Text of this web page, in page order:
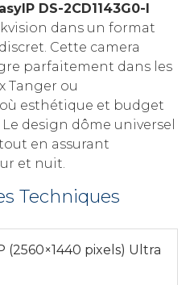
DS-2CD1143G0-I
dans un format
Cette camera
parfaitement dans les
Tanger ou
esthétique et budget
design dôme universel
en assurant
et nuit.
Techniques
(2560×1440 pixels) Ultra